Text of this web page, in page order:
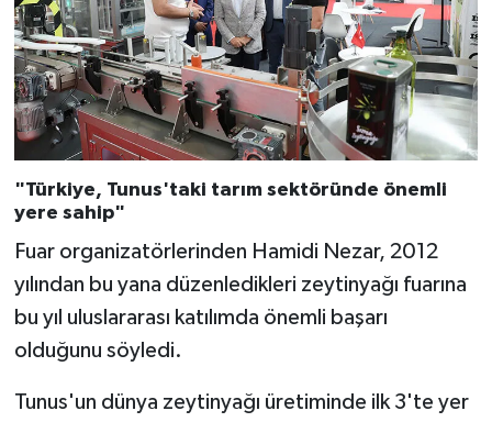
"Türkiye, Tunus'taki tarım sektöründe önemli
yere sahip"
Fuar organizatörlerinden Hamidi Nezar, 2012
yılından bu yana düzenledikleri zeytinyağı fuarına
bu yıl uluslararası katılımda önemli başarı
olduğunu söyledi.
Tunus'un dünya zeytinyağı üretiminde ilk 3'te yer